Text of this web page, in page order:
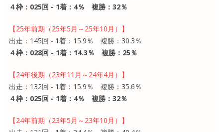
４枠：025回 - 1着：4％ 複勝：32％
【25年前期（25年5月～25年10月）】
出走：145回 - 1着：15.9％ 複勝：30.3％
４枠：028回 - 1着：14.3％ 複勝：25％
【24年後期（23年11月～24年4月）】
出走：132回 - 1着：15.9％ 複勝：35.6％
４枠：025回 - 1着：4％ 複勝：32％
【24年前期（23年5月～23年10月）】